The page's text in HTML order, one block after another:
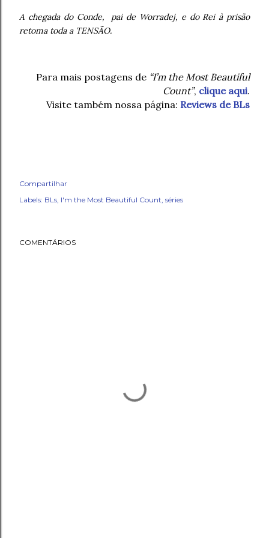
A chegada do Conde,
pai de Worradej, e do Rei à prisão
retoma toda a TENSÃO.
Para mais postagens de “I’m the Most Beautiful
Count”, clique aqui.
Visite também nossa página: Reviews de BLs
Compartilhar
Labels: BLs I'm the Most Beautiful Count séries
COMENTÁRIOS